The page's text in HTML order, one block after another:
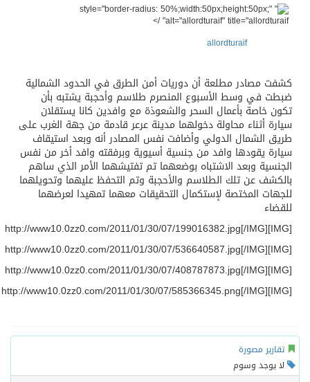
" style="border-radius: 50%;width:50px;height:50px;"
alt="allordturaif" title="allordturaif" />
allordturaif
كشفت مصادر مطلعة أن دوريات أمن الطرق في الحدود الشمالية
ضبطت في وسط الأسبوع المنصرم طلاسم وأحجبة يشتبه بأن
تكون خاصة بأعمال السحر والشعوذة مع وافدين كانا يستقلان
سيارة أثناء محاولة دخولهما مدينة عرعر قادمة من جهة الغرب على
طريق الشمال الدولي وأضافت نفس المصادر أنه وبعد استيقاف
سيارة يقودها وافد من جنسية أسيوية وبرفقته وافد أخر من نفس
الجنسية وبعد الاشتباه بوضعهما تم تفتيشهما الأمر الذي ساهم
بالكشف عن تلك الطلاسم والأحجبة وتم التحفظ عليهما وتحويلهما
للجهات المختصة لإستكمال التحقيقات معهما تمهيدا لعرضهما
للقضاء
[IMG]http://www10.0zz0.com/2011/01/30/07/199016382.jpg[/IMG]
[IMG]http://www10.0zz0.com/2011/01/30/07/536640587.jpg[/IMG]
[IMG]http://www10.0zz0.com/2011/01/30/07/408787873.jpg[/IMG]
[IMG]http://www10.0zz0.com/2011/01/30/07/585366345.png[/IMG]
تقارير مصورة
لا يوجد وسوم